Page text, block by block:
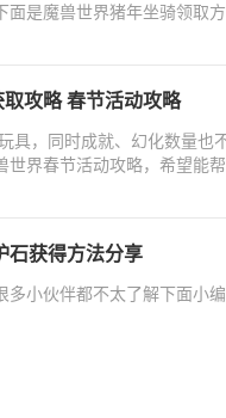
面是魔兽世界猪年坐骑领取
攻略 春节活动攻略
具，同时成就、幻化数量也
世界春节活动攻略，希望能
石获得方法分享
多小伙伴都不太了解下面小